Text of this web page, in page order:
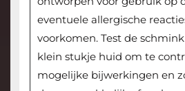
eventuele allergische
voorkomen. Test de
klein stukje huid om te
mogelijke bijwerkingen en